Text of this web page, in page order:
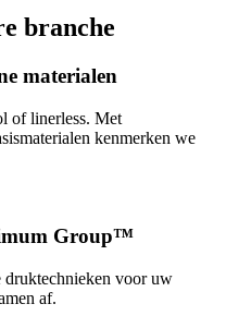
branche
materialen
of linerless. Met
kenmerken we
Group™
voor uw
af.